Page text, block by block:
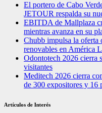
El portero de Cabo
JETOUR respalda su
EBITDA de Mallplaza
mientras avanza en su
Chubb impulsa la oferta
renovables en América
Odontotech 2026 cierra
visitantes
Meditech 2026 cierra
de 300 expositores y 16
Artículos de Interés